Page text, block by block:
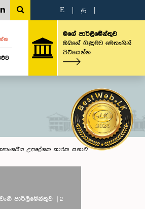
E த
මගේ පාර්ලිමේන්තුව
ඔබගේ ගිණුමට මෙතැනින්
පිවිසෙන්න
උපදේශක කාරක සභාව
පාර්ලිමේන්තුව | 2